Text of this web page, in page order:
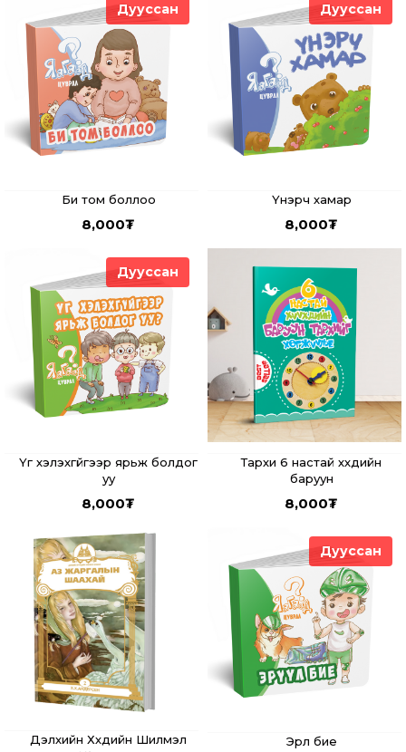
Дууссан
Би том боллоо
8,000₮
Дууссан
Үнэрч хамар
8,000₮
Дууссан
Үг хэлэхгүйгээр ярьж болдог
уу
8,000₮
Тархи 6 настай хүүхдийн
баруун
8,000₮
Дэлхийн Хүүхдийн Шилмэл
Дууссан
Эрүүл бие